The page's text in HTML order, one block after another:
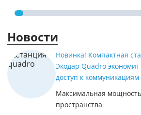
Новости
Новинка! Компактная
Экодар Quadro
доступ к коммуникациям
Максимальная
пространства